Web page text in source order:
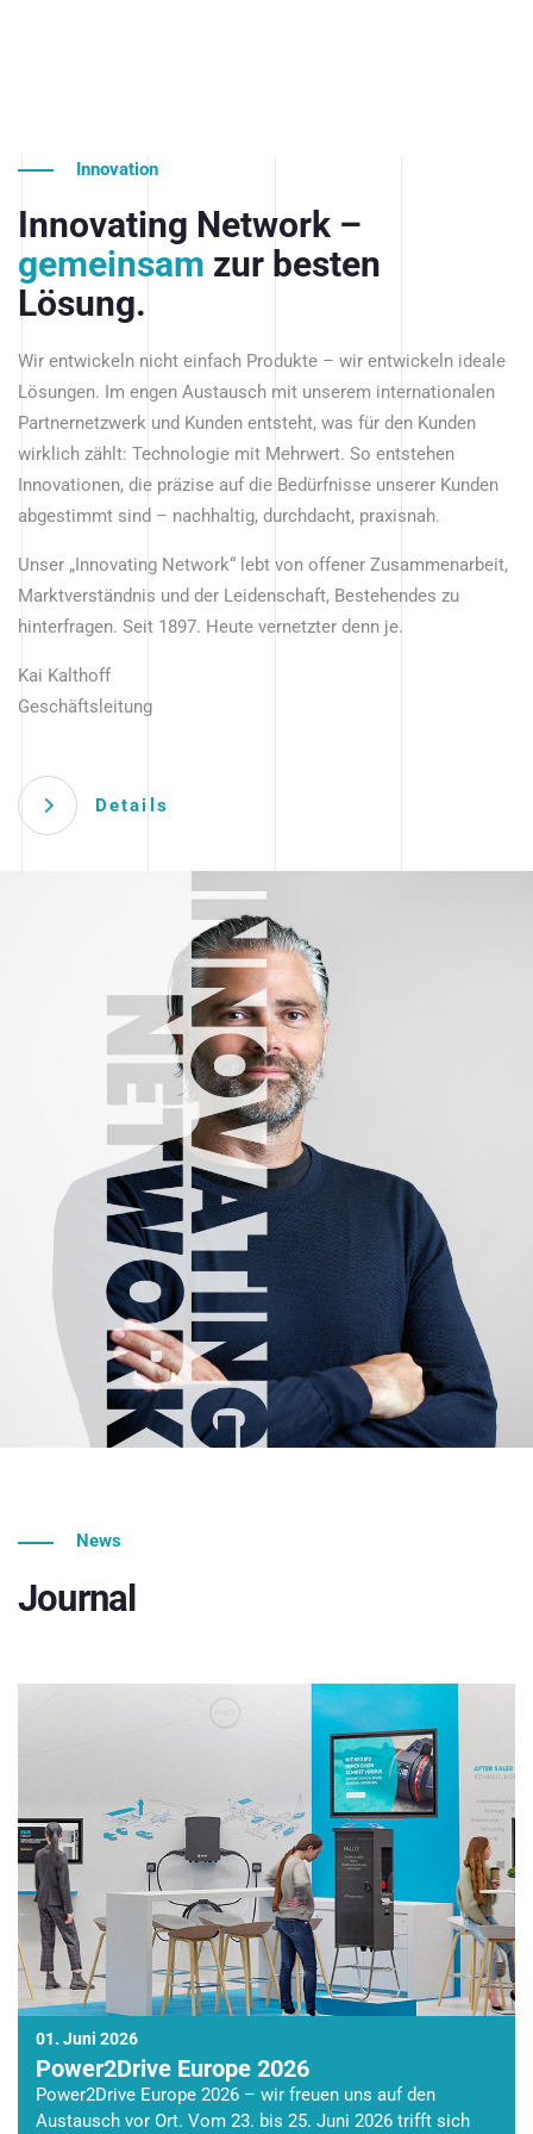
Innovation
Innovating Network –
gemeinsam zur besten
Lösung.
Wir entwickeln nicht einfach Produkte – wir entwickeln ideale
Lösungen. Im engen Austausch mit unserem internationalen
Partnernetzwerk und Kunden entsteht, was für den Kunden
wirklich zählt: Technologie mit Mehrwert. So entstehen
Innovationen, die präzise auf die Bedürfnisse unserer Kunden
abgestimmt sind – nachhaltig, durchdacht, praxisnah.
Unser „Innovating Network“ lebt von offener Zusammenarbeit,
Marktverständnis und der Leidenschaft, Bestehendes zu
hinterfragen. Seit 1897. Heute vernetzter denn je.
Kai Kalthoff
Geschäftsleitung
Details
News
Journal
01. Juni 2026
Power2Drive Europe 2026
Power2Drive Europe 2026 – wir freuen uns auf den
Austausch vor Ort. Vom 23. bis 25. Juni 2026 trifft sich